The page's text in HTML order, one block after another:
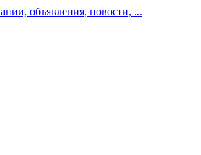
объявления, новости, ...